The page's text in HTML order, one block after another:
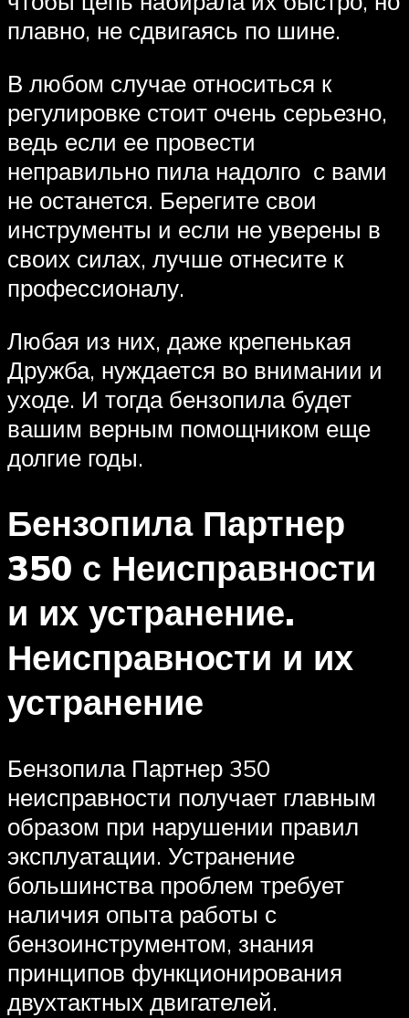
плавно, не сдвигаясь по шине.
В любом случае относиться к
регулировке стоит очень серьезно,
ведь если ее провести
неправильно пила надолго с вами
не останется. Берегите свои
инструменты и если не уверены в
своих силах, лучше отнесите к
профессионалу.
Любая из них, даже крепенькая
Дружба, нуждается во внимании и
уходе. И тогда бензопила будет
вашим верным помощником еще
долгие годы.
Бензопила Партнер
350 с Неисправности
и их устранение.
Неисправности и их
устранение
Бензопила Партнер 350
неисправности получает главным
образом при нарушении правил
эксплуатации. Устранение
большинства проблем требует
наличия опыта работы с
бензоинструментом, знания
принципов функционирования
двухтактных двигателей.